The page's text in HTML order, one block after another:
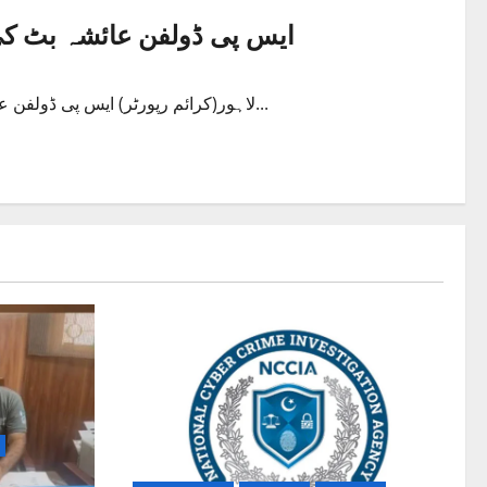
ایس پی ڈولفن عائشہ بٹ
لاہور(کرائم رپورٹر) ایس پی ڈولفن عائشہ بٹ نے اقبال ٹاون ڈویژن میں ڈولفن اہلکاروں کے ساتھ روزہ...